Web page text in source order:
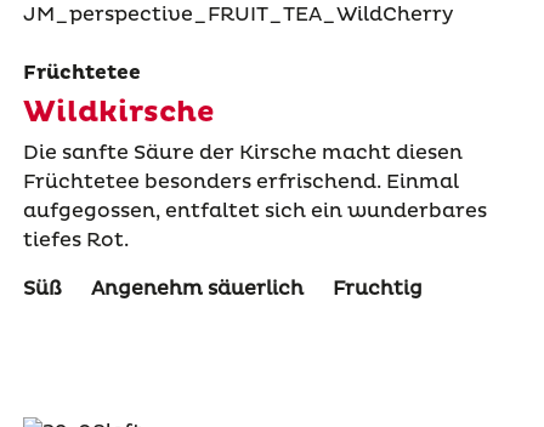
Früchtetee
Wildkirsche
Die sanfte Säure der Kirsche macht diesen
Früchtetee besonders erfrischend. Einmal
aufgegossen, entfaltet sich ein wunderbares
tiefes Rot.
Süß
Angenehm säuerlich Fruchtig